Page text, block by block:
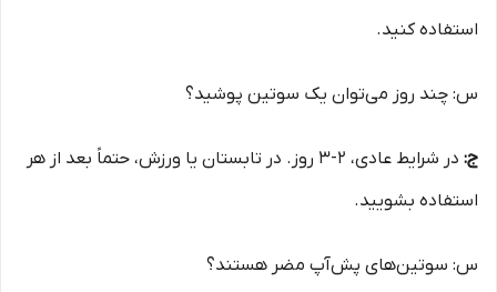
استفاده کنید.
س: چند روز می‌توان یک سوتین پوشید؟
ج:
در شرایط عادی، ۲-۳ روز. در تابستان یا ورزش، حتماً بعد از هر
استفاده بشویید.
س: سوتین‌های پش‌آپ مضر هستند؟